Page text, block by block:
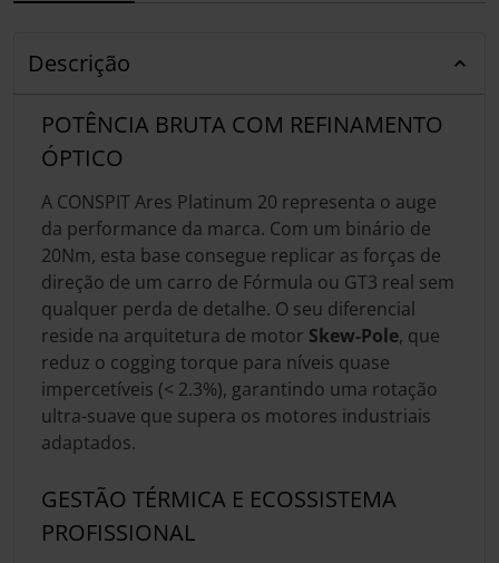
Descrição
POTÊNCIA BRUTA COM REFINAMENTO
ÓPTICO
A CONSPIT Ares Platinum 20 representa o auge
da performance da marca. Com um binário de
20Nm, esta base consegue replicar as forças de
direção de um carro de Fórmula ou GT3 real sem
qualquer perda de detalhe. O seu diferencial
reside na arquitetura de motor Skew-Pole, que
reduz o cogging torque para níveis quase
impercetíveis (< 2.3%), garantindo uma rotação
ultra-suave que supera os motores industriais
adaptados.
GESTÃO TÉRMICA E ECOSSISTEMA
PROFISSIONAL